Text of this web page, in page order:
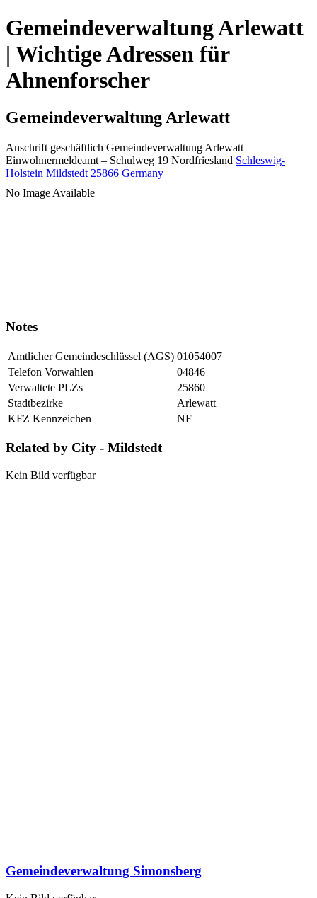
Gemeindeverwaltung Arlewatt
| Wichtige Adressen für
Ahnenforscher
Gemeindeverwaltung Arlewatt
Anschrift geschäftlich Gemeindeverwaltung Arlewatt –
Einwohnermeldeamt – Schulweg 19 Nordfriesland Schleswig-
Holstein Mildstedt 25866 Germany
No Image Available
Notes
Amtlicher Gemeindeschlüssel (AGS) 01054007
Telefon Vorwahlen
04846
Verwaltete PLZs
25860
Stadtbezirke
Arlewatt
KFZ Kennzeichen
NF
Related by City - Mildstedt
Kein Bild verfügbar
Gemeindeverwaltung Simonsberg